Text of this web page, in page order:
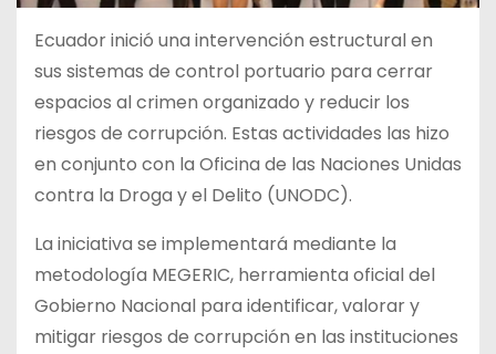
Ecuador inició una intervención estructural en
sus sistemas de control portuario para cerrar
espacios al crimen organizado y reducir los
riesgos de corrupción. Estas actividades las hizo
en conjunto con la Oficina de las Naciones Unidas
contra la Droga y el Delito (UNODC).
La iniciativa se implementará mediante la
metodología MEGERIC, herramienta oficial del
Gobierno Nacional para identificar, valorar y
mitigar riesgos de corrupción en las instituciones